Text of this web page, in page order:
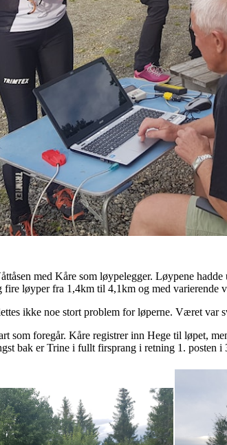
med Kåre som løypelegger. Løypene
løyper fra 1,4km til 4,1km og med varierende
ikke noe stort problem for løperne. Været var
som foregår. Kåre registrer inn Hege til løpet,
bak er Trine i fullt firsprang i retning 1. posten i